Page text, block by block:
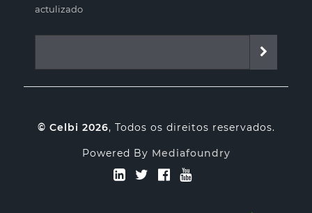
actulizado
© Celbi 2026, Todos os direitos reservados.
Powered By Mediafoundry